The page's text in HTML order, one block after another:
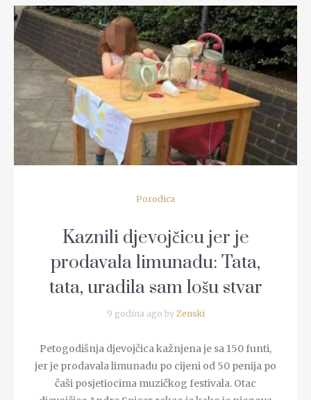
READ MORE
Porodica
Kaznili djevojčicu jer je
prodavala limunadu: Tata,
tata, uradila sam lošu stvar
9 godina ago by Zenski
Petogodišnja djevojčica kažnjena je sa 150 funti,
jer je prodavala limunadu po cijeni od 50 penija po
čaši posjetiocima muzičkog festivala. Otac